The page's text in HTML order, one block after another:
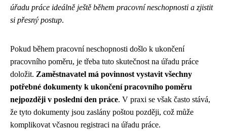
úřadu práce ideálně ještě během pracovní neschopnosti a zjistit
si přesný postup.
Pokud během pracovní neschopnosti došlo k ukončení
pracovního poměru, je třeba tuto skutečnost na úřadu práce
doložit. Zaměstnavatel má povinnost vystavit všechny
potřebné dokumenty k ukončení pracovního poměru
nejpozději v poslední den práce. V praxi se však často stává,
že tyto dokumenty jsou zaslány poštou později, což může
komplikovat včasnou registraci na úřadu práce.